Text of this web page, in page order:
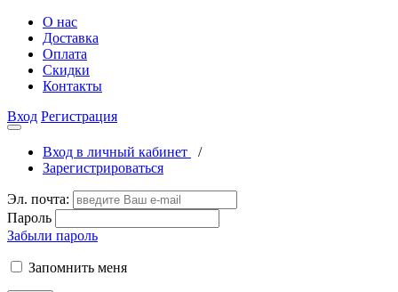
О нас
Доставка
Оплата
Скидки
Контакты
Вход Регистрация
Вход в личный кабинет
/
Зарегистрироваться
Эл. почта:
Пароль
Забыли пароль
Запомнить меня